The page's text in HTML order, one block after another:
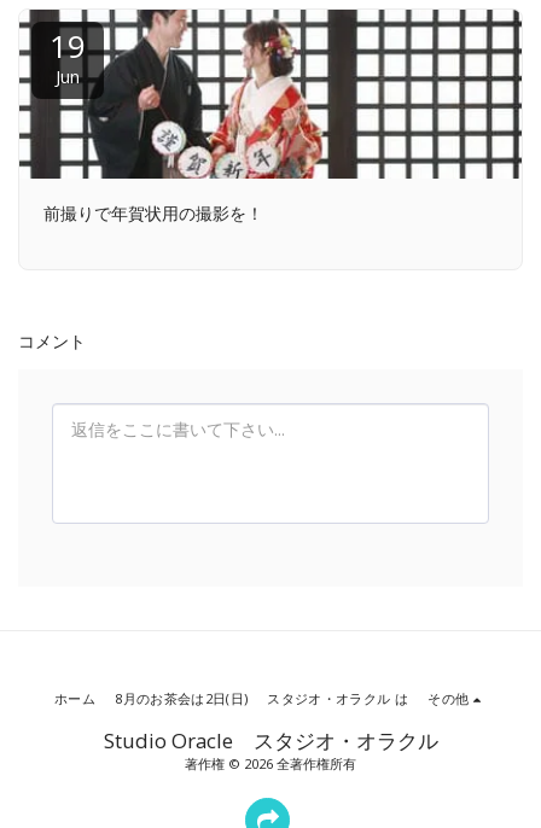
19
Jun
前撮りで年賀状用の撮影を！
コメント
Studio Oracle スタジオ・オラクル
著作権 © 2026 全著作権所有
ホーム 8月のお茶会は2日(日) スタジオ・オラクル は その他